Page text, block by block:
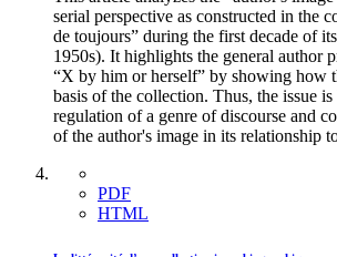
serial perspective as constructed in the
de toujours” during the first decade of
1950s). It highlights the general author
“X by him or herself” by showing how
basis of the collection. Thus, the issue
regulation of a genre of discourse and
of the author's image in its relationship
PDF
HTML